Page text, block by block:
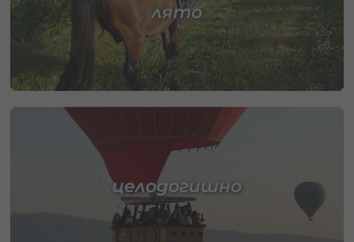
лято
целодогишно